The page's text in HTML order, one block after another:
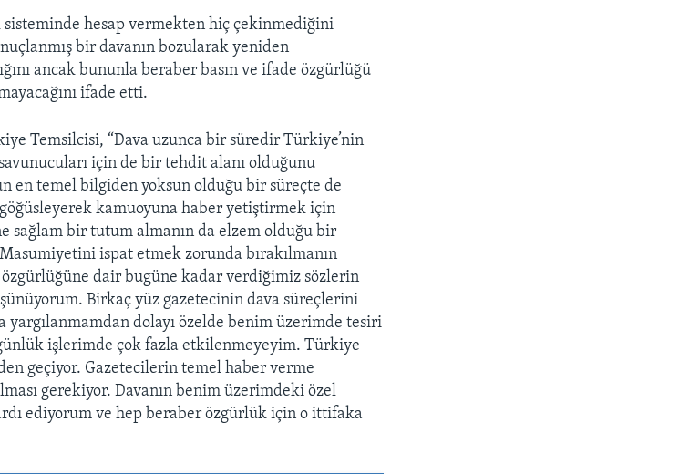
hesap vermekten hiç çekinmediğini
bir davanın bozularak yeniden
ancak bununla beraber basın ve ifade özgürlüğü
ifade etti.
Temsilcisi, “Dava uzunca bir süredir Türkiye’nin
için de bir tehdit alanı olduğunu
en temel bilgiden yoksun olduğu bir süreçte de
kamuoyuna haber yetiştirmek için
sağlam bir tutum almanın da elzem olduğu bir
ispat etmek zorunda bırakılmanın
özgürlüğüne dair bugüne kadar verdiğimiz sözlerin
Birkaç yüz gazetecinin dava süreçlerini
yargılanmamdan dolayı özelde benim üzerimde tesiri
işlerimde çok fazla etkilenmeyeyim. Türkiye
geçiyor. Gazetecilerin temel haber verme
gerekiyor. Davanın benim üzerimdeki özel
ediyorum ve hep beraber özgürlük için o ittifaka